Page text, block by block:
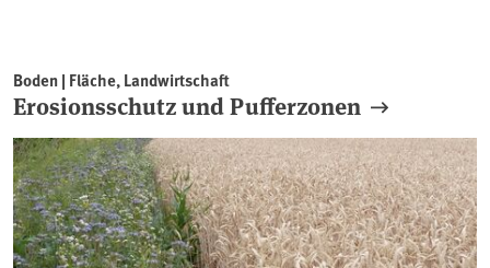
Boden | Fläche, Landwirtschaft
Erosionsschutz und Pufferzonen